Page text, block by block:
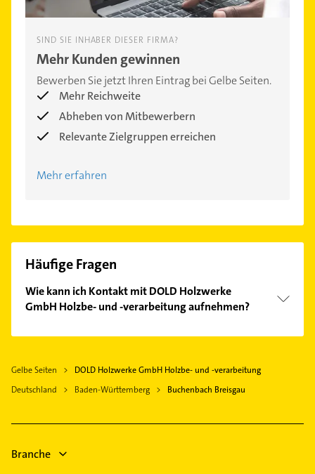
SIND SIE INHABER DIESER FIRMA?
Mehr Kunden gewinnen
Bewerben Sie jetzt Ihren Eintrag bei Gelbe Seiten.
Mehr Reichweite
Abheben von Mitbewerbern
Relevante Zielgruppen erreichen
Mehr erfahren
Häufige Fragen
Wie kann ich Kontakt mit DOLD Holzwerke
GmbH Holzbe- und -verarbeitung aufnehmen?
Adresse oder Mail in unserem Kontaktdaten-Bereich
auswählen. Hier finden Sie alleKontaktdaten.
Gelbe Seiten
DOLD Holzwerke GmbH Holzbe- und -verarbeitung
Deutschland
Baden-Württemberg Buchenbach Breisgau
Branche